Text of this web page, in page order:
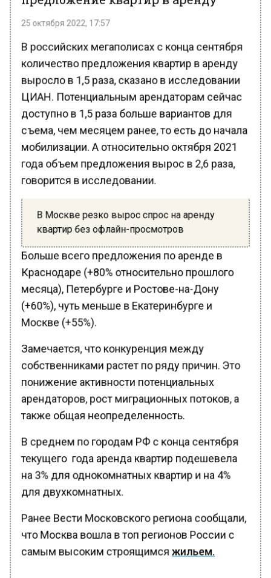
В российских мегаполисах с конца сентября
выросло в 1,5 раза, сказано в исследовании
ЦИАН. Потенциальным арендаторам сейчас
доступно в 1,5 раза больше вариантов для
съема, чем месяцем ранее, то есть до начала
мобилизации. А относительно октября 2021
года объем предложения вырос в 2,6 раза,
говорится в исследовании.
В Москве резко вырос спрос на аренду
квартир без офлайн-просмотров
Больше всего предложения по аренде в
Краснодаре (+80% относительно прошлого
месяца), Петербурге и Ростове-на-Дону
(+60%), чуть меньше в Екатеринбурге и
Москве (+55%).
Замечается, что конкуренция между
собственниками растет по ряду причин. Это
понижение активности потенциальных
арендаторов, рост миграционных потоков, а
также общая неопределенность.
В среднем по городам РФ с конца сентября
текущего года аренда квартир подешевела
на 3% для однокомнатных квартир и на 4%
для двухкомнатных.
Ранее Вести Московского региона сообщали,
что Москва вошла в топ регионов России с
самым высоким строящимсяжильем.